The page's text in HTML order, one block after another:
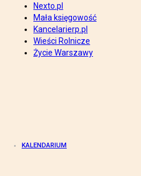
Nexto.pl
Mała księgowość
Kancelarierp.pl
Wieści Rolnicze
Życie Warszawy
KALENDARIUM